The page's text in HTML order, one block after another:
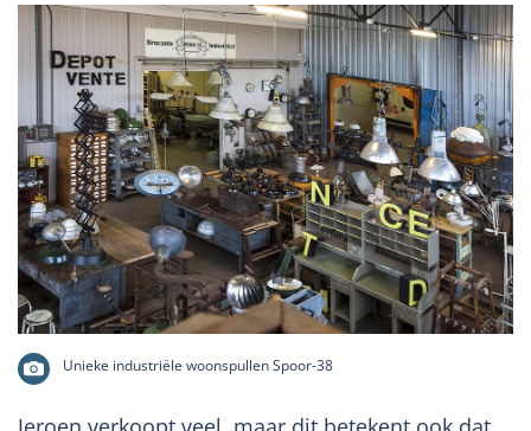
Unieke industriële woonspullen Spoor-38